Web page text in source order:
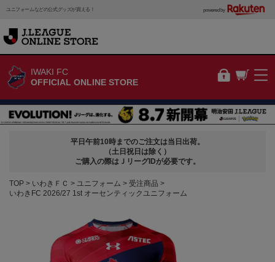
ユニフォームなどの公式グッズが買える！ powered by
IWAKI FC
OFFICIAL ONLINE STORE
平日午前10時までのご注文は当日出荷。
（土日祝日は除く）
ご購入の際はＪリーグIDが必要です。
TOP いわきＦＣ ユニフォーム
受注商品
いわきFC 2026/27 1st オーセンティックユニフォーム